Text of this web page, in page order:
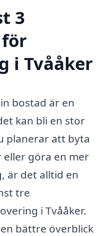
3
i Tvååker
bostad är en
kan bli en stor
planerar att byta
göra en mer
är det alltid en
tre
i Tvååker.
bättre överblick